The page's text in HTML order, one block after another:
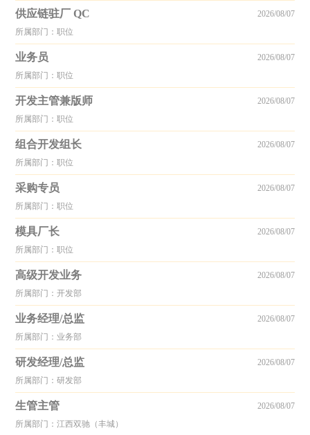
供应链驻厂 QC
所属部门：职位
2026/08/07
业务员
所属部门：职位
2026/08/07
开发主管兼版师
所属部门：职位
2026/08/07
组合开发组长
所属部门：职位
2026/08/07
采购专员
所属部门：职位
2026/08/07
模具厂长
所属部门：职位
2026/08/07
高级开发业务
所属部门：开发部
2026/08/07
业务经理/总监
所属部门：业务部
2026/08/07
研发经理/总监
所属部门：研发部
2026/08/07
生管主管
所属部门：江西双驰（丰城）
2026/08/07